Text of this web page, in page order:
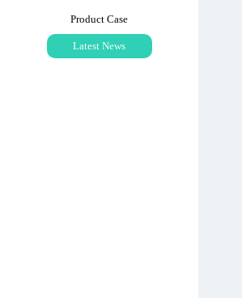
Product Case
Latest News